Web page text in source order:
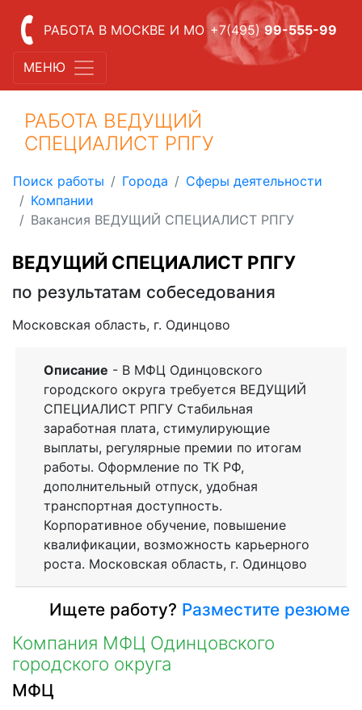
РАБОТА В МОСКВЕ И МО +7(495) 99-555-99
МЕНЮ
РАБОТА ВЕДУЩИЙ
СПЕЦИАЛИСТ РПГУ
Поиск работы Города
Сферы деятельности
Компании
Вакансия ВЕДУЩИЙ СПЕЦИАЛИСТ РПГУ
ВЕДУЩИЙ СПЕЦИАЛИСТ РПГУ
по результатам собеседования
Московская область, г. Одинцово
Описание - В МФЦ Одинцовского
городского округа требуется ВЕДУЩИЙ
СПЕЦИАЛИСТ РПГУ Стабильная
заработная плата, стимулирующие
выплаты, регулярные премии по итогам
работы. Оформление по ТК РФ,
дополнительный отпуск, удобная
транспортная доступность.
Корпоративное обучение, повышение
квалификации, возможность карьерного
роста. Московская область, г. Одинцово
Ищете работу? Разместите резюме
Компания МФЦ Одинцовского
городского округа
МФЦ